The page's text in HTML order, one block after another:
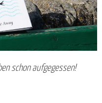
schon aufgegessen!